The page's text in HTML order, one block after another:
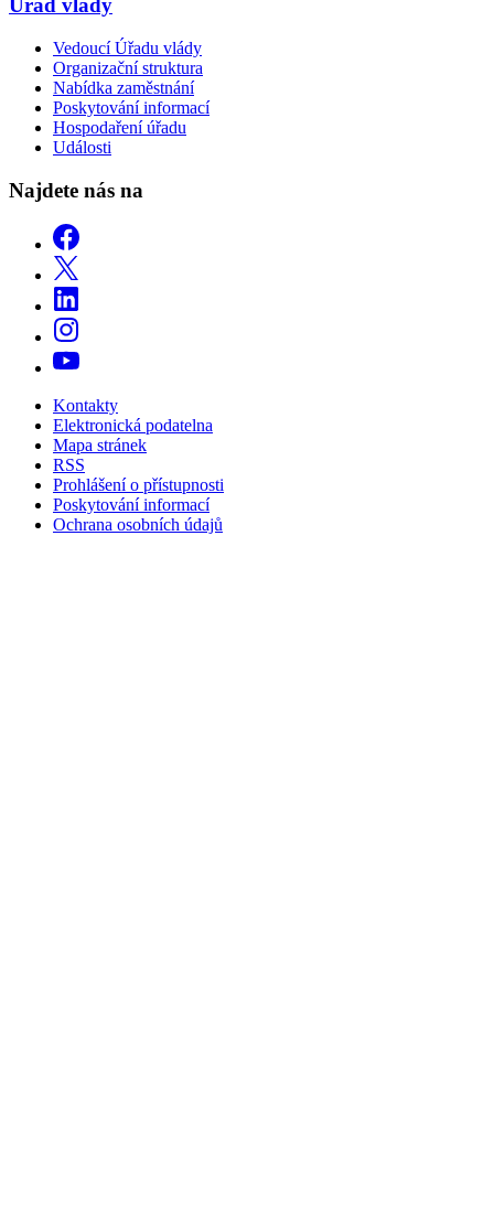
Úřad vlády
Vedoucí Úřadu vlády
Organizační struktura
Nabídka zaměstnání
Poskytování informací
Hospodaření úřadu
Události
Najdete nás na
Kontakty
Elektronická podatelna
Mapa stránek
RSS
Prohlášení o přístupnosti
Poskytování informací
Ochrana osobních údajů